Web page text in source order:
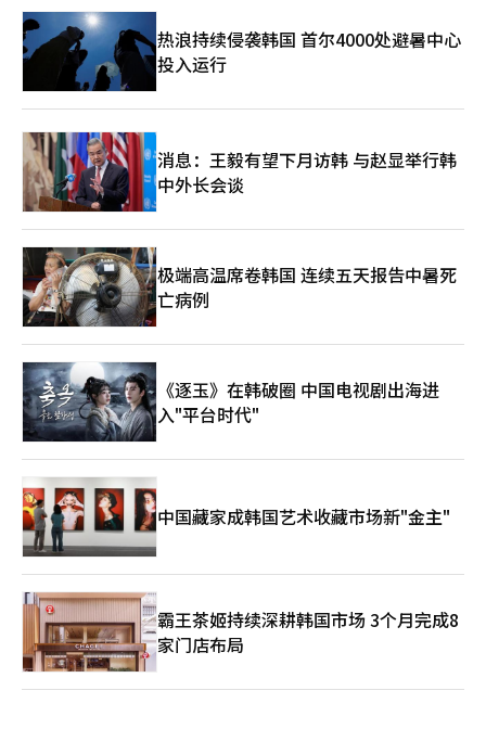
热浪持续侵袭韩国 首尔4000处避暑中心
投入运行
消息：王毅有望下月访韩 与赵显举行韩
中外长会谈
极端高温席卷韩国 连续五天报告中暑死
亡病例
《逐玉》在韩破圈 中国电视剧出海进
入"平台时代"
中国藏家成韩国艺术收藏市场新"金主"
霸王茶姬持续深耕韩国市场 3个月完成8
家门店布局